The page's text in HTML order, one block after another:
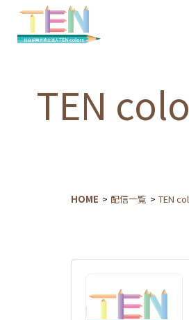
TEN
HOME 配信一覧 TEN